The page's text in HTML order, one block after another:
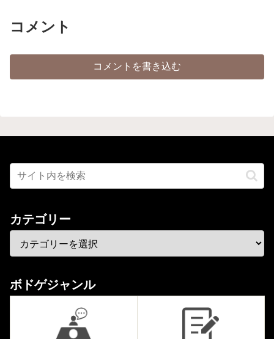
コメント
コメントを書き込む
カテゴリー
ボドゲジャンル